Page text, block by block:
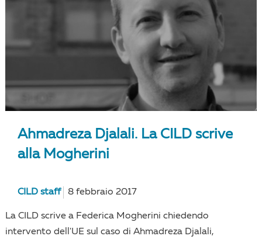
Ahmadreza Djalali. La CILD scrive
alla Mogherini
CILD staff 8 febbraio 2017
La CILD scrive a Federica Mogherini chiedendo
intervento dell'UE sul caso di Ahmadreza Djalali,